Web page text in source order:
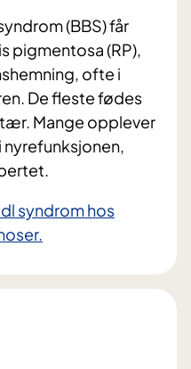
(BBS) får
pigmentosa (RP),
ofte i
De fleste fødes
Mange opplever
syndrom hos